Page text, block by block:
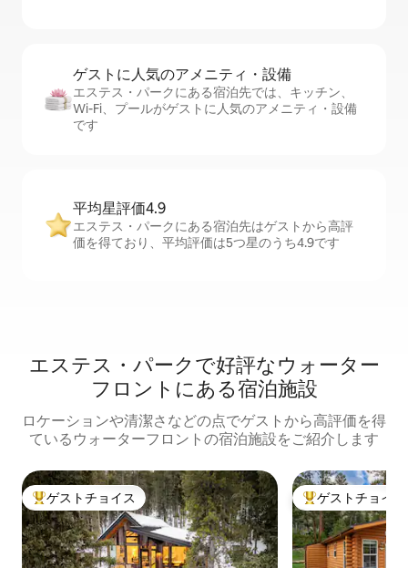
ゲストに人⁠気⁠のア⁠メ⁠ニ⁠テ⁠ィ・設⁠備
エステス・パークにある宿泊先では、キッチン、
Wi-Fi、プールがゲストに人気のアメニティ・設備
です
平均星評価4.9
エステス・パークにある宿泊先はゲストから高評
価を得ており、平均評価は5つ星のうち4.9です
エステス・パークで好評なウォーター
フロントにある宿泊施設
ロケーションや清潔さなどの点でゲストから高評価を得
ているウォーターフロントの宿泊施設をご紹介します
大好評のゲストチョイスです。
ゲストチョイス 大好評のゲスト
ゲストチョイス